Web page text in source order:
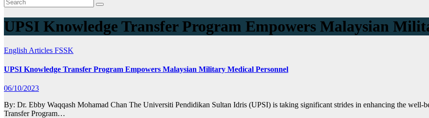
UPSI Knowledge Transfer Program Empowers Malaysian
English Articles FSSK
UPSI Knowledge Transfer Program Empowers Malaysian Military Medical Personnel
06/10/2023
By: Dr. Ebby Waqqash Mohamad Chan The Universiti Pendidikan Sultan Idris (UPSI) is taking significant strides in enhancing the
Transfer Program…